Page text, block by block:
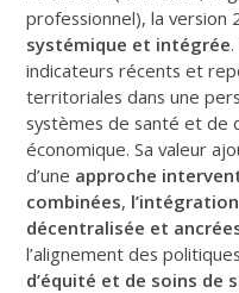
professionnel), la version
systémique et intégrée
indicateurs récents et
territoriales dans une
systèmes de santé et de
économique. Sa valeur
d’une approche
combinées,
décentralisée et
l’alignement des
d’équité et de soins de